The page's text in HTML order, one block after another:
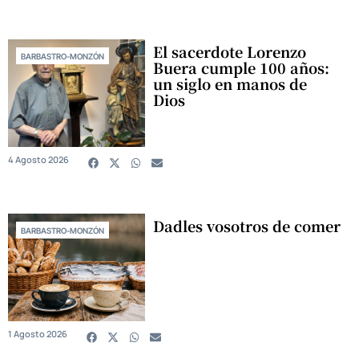
BARBASTRO-MONZÓN El sacerdote Lorenzo
Buera cumple 100 años:
un siglo en manos de
Dios
4 Agosto 2026
BARBASTRO-MONZÓN Dadles vosotros de comer
1 Agosto 2026